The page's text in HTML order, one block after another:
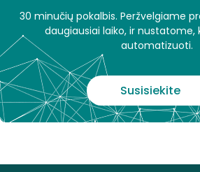
30 minučių pokalbis. Peržvelgiame
daugiausiai laiko, ir nustatome,
automatizuoti.
Susisiekite